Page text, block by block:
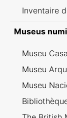
Inventaire
Museus
Museu
Museu
Museu